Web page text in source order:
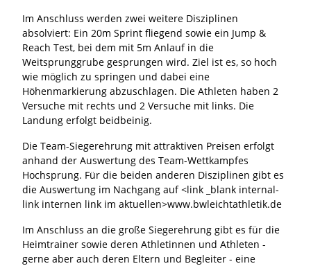
Im Anschluss werden zwei weitere Disziplinen
absolviert: Ein 20m Sprint fliegend sowie ein Jump &
Reach Test, bei dem mit 5m Anlauf in die
Weitsprunggrube gesprungen wird. Ziel ist es, so hoch
wie möglich zu springen und dabei eine
Höhenmarkierung abzuschlagen. Die Athleten haben 2
Versuche mit rechts und 2 Versuche mit links. Die
Landung erfolgt beidbeinig.
Die Team-Siegerehrung mit attraktiven Preisen erfolgt
anhand der Auswertung des Team-Wettkampfes
Hochsprung. Für die beiden anderen Disziplinen gibt es
die Auswertung im Nachgang auf <link _blank internal-
link internen link im aktuellen>www.bwleichtathletik.de
Im Anschluss an die große Siegerehrung gibt es für die
Heimtrainer sowie deren Athletinnen und Athleten -
gerne aber auch deren Eltern und Begleiter - eine